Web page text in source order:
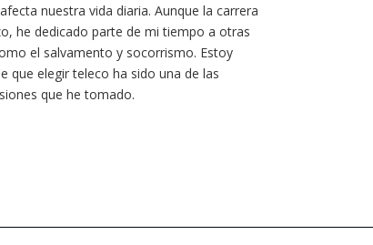
mía siempre ha sido poder trabajar en
carrera de teleco me dará la oportunidad
Aunque al principio parezca duro, uno
mereció la pena por las múltiples
titulación ofrece.